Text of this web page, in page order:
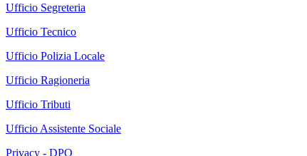
Ufficio Segreteria
Ufficio Tecnico
Ufficio Polizia Locale
Ufficio Ragioneria
Ufficio Tributi
Ufficio Assistente Sociale
Privacy - DPO